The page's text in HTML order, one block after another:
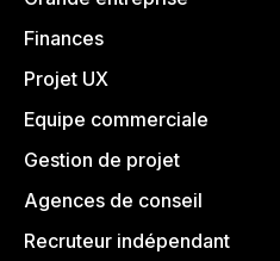
Finances
Projet UX
Equipe commerciale
Gestion de projet
Agences de conseil
Recruteur indépendant